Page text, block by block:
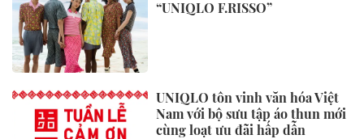
“UNIQLO F.RISSO”
UNIQLO tôn vinh văn hóa Việt
Nam với bộ sưu tập áo thun mới
cùng loạt ưu đãi hấp dẫn